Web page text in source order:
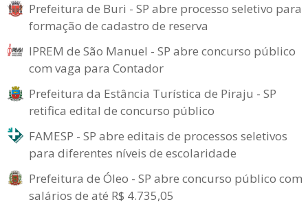
Prefeitura de Buri - SP abre processo seletivo para
formação de cadastro de reserva
IPREM de São Manuel - SP abre concurso público
com vaga para Contador
Prefeitura da Estância Turística de Piraju - SP
retifica edital de concurso público
FAMESP - SP abre editais de processos seletivos
para diferentes níveis de escolaridade
Prefeitura de Óleo - SP abre concurso público com
salários de até R$ 4.735,05